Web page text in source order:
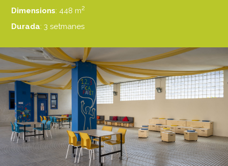
Dimensions: 448 m2
Durada: 3 setmanes